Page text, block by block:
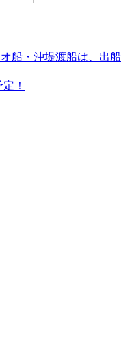
船・沖堤渡船は、出船
！